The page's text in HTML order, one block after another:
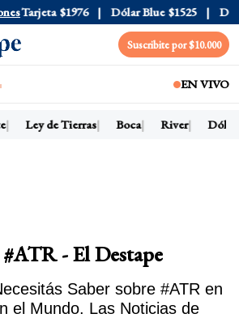
$1976 Dólar Blue $1525 Dólar
Suscribite por $10.000
EN VIVO
Ley de Tierras Boca River Dólar
- El Destape
Saber sobre #ATR en
el Mundo. Las Noticias de